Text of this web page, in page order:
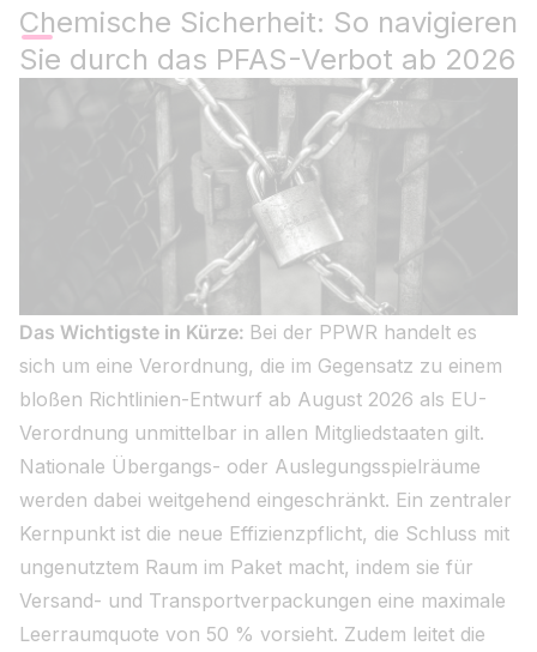
Chemische Sicherheit: So navigieren
Sie durch das PFAS-Verbot ab 2026
Das Wichtigste in Kürze: Bei der PPWR handelt es
sich um eine Verordnung, die im Gegensatz zu einem
bloßen Richtlinien-Entwurf ab August 2026 als EU-
Verordnung unmittelbar in allen Mitgliedstaaten gilt.
Nationale Übergangs- oder Auslegungsspielräume
werden dabei weitgehend eingeschränkt. Ein zentraler
Kernpunkt ist die neue Effizienzpflicht, die Schluss mit
ungenutztem Raum im Paket macht, indem sie für
Versand- und Transportverpackungen eine maximale
Leerraumquote von 50 % vorsieht. Zudem leitet die